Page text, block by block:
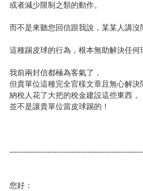
或者減少限制之類的動作。
而不是來聽您回信跟我說，某某人講沒
這種踢皮球的行為，根本無助解決任何
我前兩封信都極為客氣了，
但貴單位這種完全官樣文章且無心解決
納稅人花了大把的稅金建設這些東西，
並不是讓貴單位當皮球踢的！
您好：